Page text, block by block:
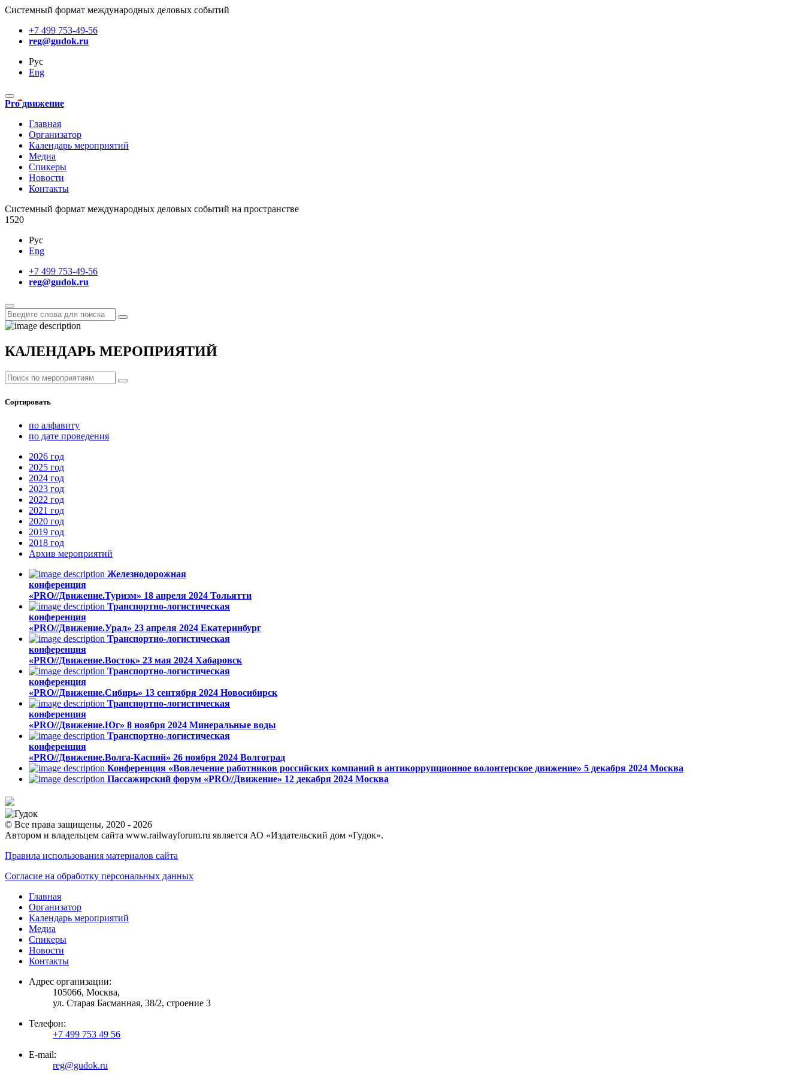
Системный формат международных деловых событий
+7 499 753-49-56
reg@gudok.ru
Рус
Eng
Pro движение
Главная
Организатор
Календарь мероприятий
Медиа
Спикеры
Новости
Контакты
Cистемный формат международных деловых событий на пространстве
1520
Рус
Eng
+7 499 753-49-56
reg@gudok.ru
КАЛЕНДАРЬ МЕРОПРИЯТИЙ
Сортировать
по алфавиту
по дате проведения
2026 год
2025 год
2024 год
2023 год
2022 год
2021 год
2020 год
2019 год
2018 год
Архив мероприятий
Железнодорожная
конференция
«PRO//Движение.Туризм» 18 апреля 2024 Тольятти
Транспортно-логистическая
конференция
«PRO//Движение.Урал» 23 апреля 2024 Екатеринбург
Транспортно-логистическая
конференция
«PRO//Движение.Восток» 23 мая 2024 Хабаровск
Транспортно-логистическая
конференция
«PRO//Движение.Сибирь» 13 сентября 2024 Новосибирск
Транспортно-логистическая
конференция
«PRO//Движение.Юг» 8 ноября 2024 Минеральные воды
Транспортно-логистическая
конференция
«PRO//Движение.Волга-Каспий» 26 ноября 2024 Волгоград
Конференция «Вовлечение работников российских компаний в антикоррупционное волонтерское движение» 5 декабря 2024 Москва
Пассажирский форум «PRO//Движение» 12 декабря 2024 Москва
© Все права защищены, 2020 - 2026
Автором и владельцем сайта www.railwayforum.ru является АО «Издательский дом «Гудок».
Правила использования материалов сайта
Согласие на обработку персональных данных
Главная
Организатор
Календарь мероприятий
Медиа
Спикеры
Новости
Контакты
Адрес организации:
105066, Москва,
ул. Старая Басманная, 38/2, строение 3
Телефон:
+7 499 753 49 56
E-mail:
reg@gudok.ru